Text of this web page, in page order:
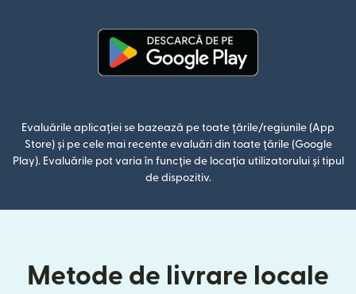
Evaluările aplicației se bazează pe toate țările/regiunile (App
Store) și pe cele mai recente evaluări din toate țările (Google
Play). Evaluările pot varia în funcție de locația utilizatorului și tipul
de dispozitiv.
Metode de livrare locale